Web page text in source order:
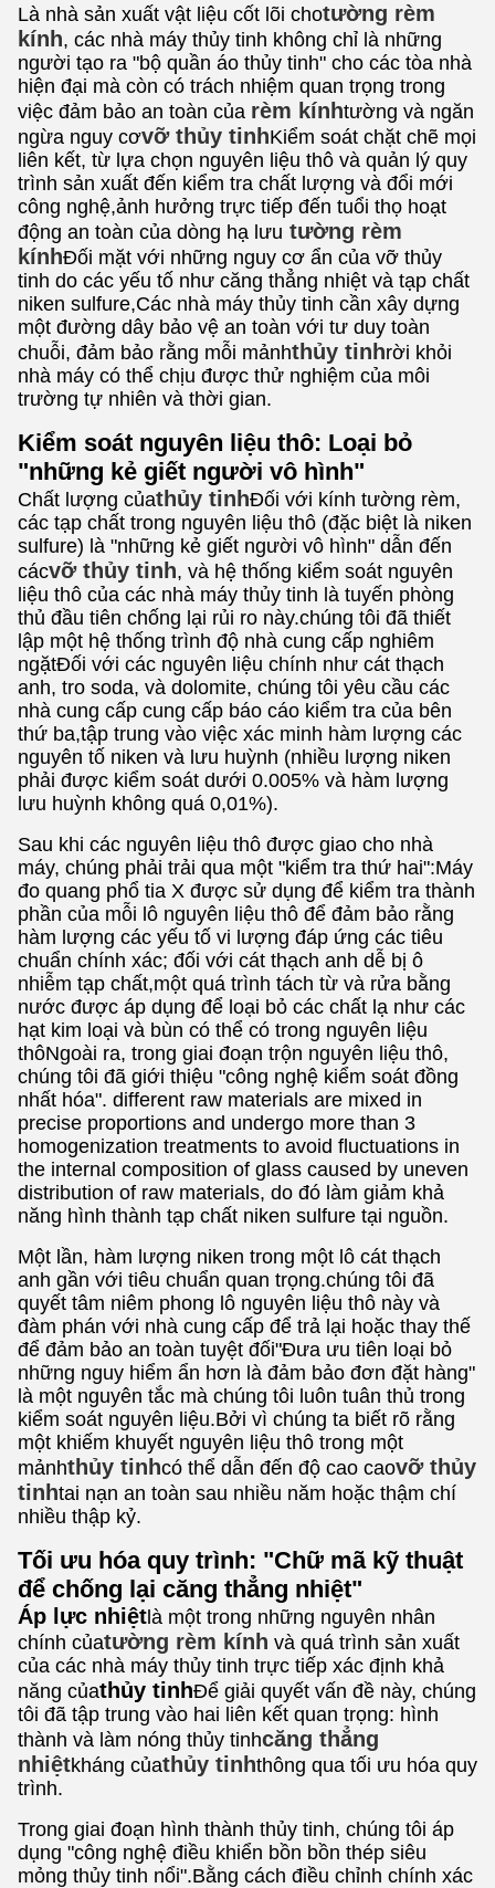
Là nhà sản xuất vật liệu cốt lõi chotường rèm
kính, các nhà máy thủy tinh không chỉ là những
người tạo ra "bộ quần áo thủy tinh" cho các tòa nhà
hiện đại mà còn có trách nhiệm quan trọng trong
việc đảm bảo an toàn của rèm kínhtường và ngăn
ngừa nguy cơvỡ thủy tinhKiểm soát chặt chẽ mọi
liên kết, từ lựa chọn nguyên liệu thô và quản lý quy
trình sản xuất đến kiểm tra chất lượng và đổi mới
công nghệ,ảnh hưởng trực tiếp đến tuổi thọ hoạt
động an toàn của dòng hạ lưu tường rèm
kínhĐối mặt với những nguy cơ ẩn của vỡ thủy
tinh do các yếu tố như căng thẳng nhiệt và tạp chất
niken sulfure,Các nhà máy thủy tinh cần xây dựng
một đường dây bảo vệ an toàn với tư duy toàn
chuỗi, đảm bảo rằng mỗi mảnhthủy tinhrời khỏi
nhà máy có thể chịu được thử nghiệm của môi
trường tự nhiên và thời gian.
Kiểm soát nguyên liệu thô: Loại bỏ
"những kẻ giết người vô hình"
Chất lượng củathủy tinhĐối với kính tường rèm,
các tạp chất trong nguyên liệu thô (đặc biệt là niken
sulfure) là "những kẻ giết người vô hình" dẫn đến
cácvỡ thủy tinh, và hệ thống kiểm soát nguyên
liệu thô của các nhà máy thủy tinh là tuyến phòng
thủ đầu tiên chống lại rủi ro này.chúng tôi đã thiết
lập một hệ thống trình độ nhà cung cấp nghiêm
ngặtĐối với các nguyên liệu chính như cát thạch
anh, tro soda, và dolomite, chúng tôi yêu cầu các
nhà cung cấp cung cấp báo cáo kiểm tra của bên
thứ ba,tập trung vào việc xác minh hàm lượng các
nguyên tố niken và lưu huỳnh (nhiều lượng niken
phải được kiểm soát dưới 0.005% và hàm lượng
lưu huỳnh không quá 0,01%).
Sau khi các nguyên liệu thô được giao cho nhà
máy, chúng phải trải qua một "kiểm tra thứ hai":Máy
đo quang phổ tia X được sử dụng để kiểm tra thành
phần của mỗi lô nguyên liệu thô để đảm bảo rằng
hàm lượng các yếu tố vi lượng đáp ứng các tiêu
chuẩn chính xác; đối với cát thạch anh dễ bị ô
nhiễm tạp chất,một quá trình tách từ và rửa bằng
nước được áp dụng để loại bỏ các chất lạ như các
hạt kim loại và bùn có thể có trong nguyên liệu
thôNgoài ra, trong giai đoạn trộn nguyên liệu thô,
chúng tôi đã giới thiệu "công nghệ kiểm soát đồng
nhất hóa". different raw materials are mixed in
precise proportions and undergo more than 3
homogenization treatments to avoid fluctuations in
the internal composition of glass caused by uneven
distribution of raw materials, do đó làm giảm khả
năng hình thành tạp chất niken sulfure tại nguồn.
Một lần, hàm lượng niken trong một lô cát thạch
anh gần với tiêu chuẩn quan trọng.chúng tôi đã
quyết tâm niêm phong lô nguyên liệu thô này và
đàm phán với nhà cung cấp để trả lại hoặc thay thế
để đảm bảo an toàn tuyệt đối"Đưa ưu tiên loại bỏ
những nguy hiểm ẩn hơn là đảm bảo đơn đặt hàng"
là một nguyên tắc mà chúng tôi luôn tuân thủ trong
kiểm soát nguyên liệu.Bởi vì chúng ta biết rõ rằng
một khiếm khuyết nguyên liệu thô trong một
mảnhthủy tinhcó thể dẫn đến độ cao caovỡ thủy
tinhtai nạn an toàn sau nhiều năm hoặc thậm chí
nhiều thập kỷ.
Tối ưu hóa quy trình: "Chữ mã kỹ thuật
để chống lại căng thẳng nhiệt"
Áp lực nhiệt là một trong những nguyên nhân
chính củatường rèm kính và quá trình sản xuất
của các nhà máy thủy tinh trực tiếp xác định khả
năng củathủy tinhĐể giải quyết vấn đề này, chúng
tôi đã tập trung vào hai liên kết quan trọng: hình
thành và làm nóng thủy tinhcăng thẳng
nhiệtkháng củathủy tinhthông qua tối ưu hóa quy
trình.
Trong giai đoạn hình thành thủy tinh, chúng tôi áp
dụng "công nghệ điều khiển bồn bồn thép siêu
mỏng thủy tinh nổi".Bằng cách điều chỉnh chính xác